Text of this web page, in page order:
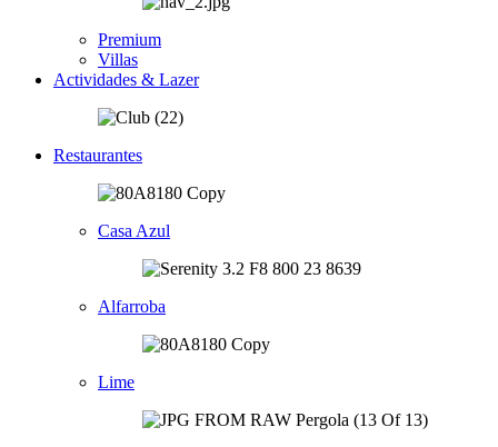
Premium
Villas
Actividades & Lazer
Restaurantes
Casa Azul
Alfarroba
Lime